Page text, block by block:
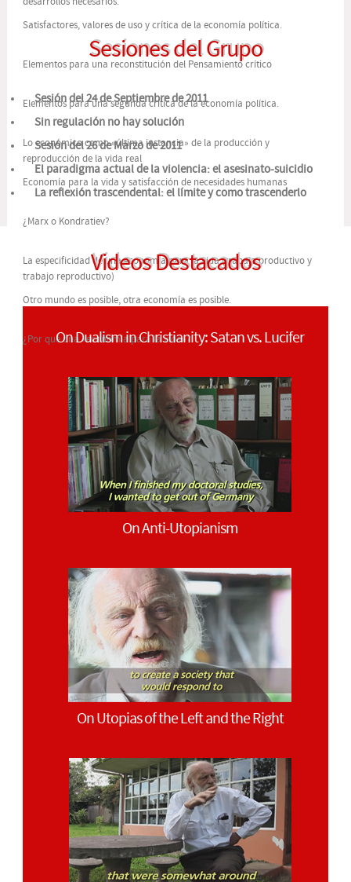
Satisfactores, valores de uso y crítica de la economía política.
Elementos para una reconstitución del Pensamiento crítico
Elementos para una segunda crítica de la economía política.
Lo económico como «última instancia» de la producción y
reproducción de la vida real
Economía para la vida y satisfacción de necesidades humanas
¿Marx o Kondratiev?
La especificidad de una economía para la vida (trabajo productivo y
trabajo reproductivo)
Otro mundo es posible, otra economía es posible.
¿Por qué una «economía para la vida»?
Sesiones del Grupo
Sesión del 24 de Septiembre de 2011
Sin regulación no hay solución
Sesión del 26 de Marzo de 2011
El paradigma actual de la violencia: el asesinato-suicidio
La reflexión trascendental: el límite y como trascenderlo
Videos Destacados
On Dualism in Christianity: Satan vs. Lucifer
On Anti-Utopianism
On Utopias of the Left and the Right